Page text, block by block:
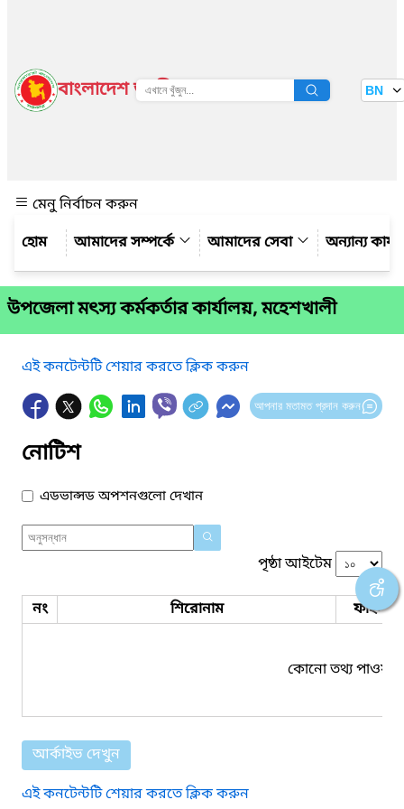
বাংলাদেশ জাতীয় তথ্য বাতায়ন BN
মেনু নির্বাচন করুন
আমাদের সম্পর্কে
আমাদের সেবা অন্যান্য
উপজেলা মৎস্য কর্মকর্তার কার্যালয়, মহেশখালী
এই কনটেন্টটি শেয়ার করতে ক্লিক করুন
আপনার মতামত প্রদান করুন
নোটিশ
এডভান্সড অপশনগুলো দেখান
পৃষ্ঠা আইটেম
নং শিরোনাম ফাইল
কোনো তথ্য পাওয়া
আর্কাইভ দেখুন
এই কনটেন্টটি শেয়ার করতে ক্লিক করুন